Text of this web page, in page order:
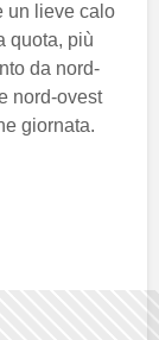
un lieve calo
quota, più
da nord-
nord-ovest
giornata.